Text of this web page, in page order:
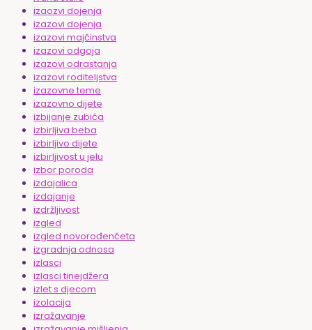
izaozvi dojenja
izazovi dojenja
izazovi majčinstva
izazovi odgoja
izazovi odrastanja
izazovi roditeljstva
izazovne teme
izazovno dijete
izbijanje zubića
izbirljiva beba
izbirljivo dijete
izbirljivost u jelu
izbor poroda
izdajalica
izdajanje
izdržljivost
izgled
izgled novorođenčeta
izgradnja odnosa
izlasci
izlasci tinejdžera
izlet s djecom
izolacija
izražavanje